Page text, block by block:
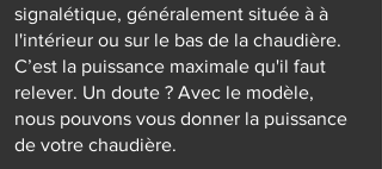
signalétique, généralement située à à
l'intérieur ou sur le bas de la chaudière.
C’est la puissance maximale qu'il faut
relever. Un doute ? Avec le modèle,
nous pouvons vous donner la puissance
de votre chaudière.